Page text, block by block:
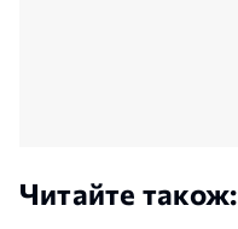
Читайте також: